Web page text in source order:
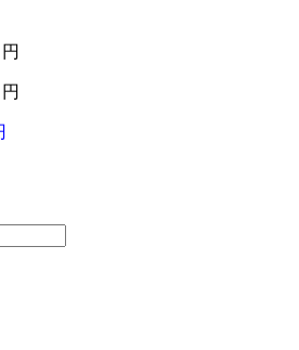
円
円